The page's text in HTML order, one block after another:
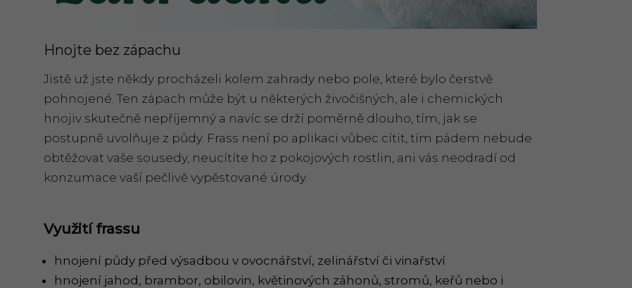
Hnojte bez zápachu
Jistě už jste někdy procházeli kolem zahrady nebo pole, které bylo čerstvě
pohnojené. Ten zápach může být u některých živočišných, ale i chemických
hnojiv skutečně nepříjemný a navíc se drží poměrně dlouho, tím, jak se
postupně uvolňuje z půdy. Frass není po aplikaci vůbec cítit, tím pádem nebude
obtěžovat vaše sousedy, neucítíte ho z pokojových rostlin, ani vás neodradí od
konzumace vaší pečlivě vypěstované úrody.
Využití frassu
hnojení půdy před výsadbou v ovocnářství, zelinářství či vinařství
hnojení jahod, brambor, obilovin, květinových záhonů, stromů, keřů nebo i